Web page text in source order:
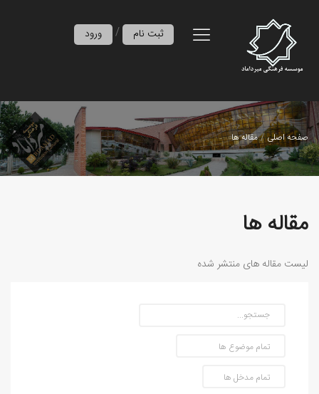
ورود / ثبت نام
صفحه اصلی مقاله ها
مقاله ها
لیست مقاله های منتشر شده